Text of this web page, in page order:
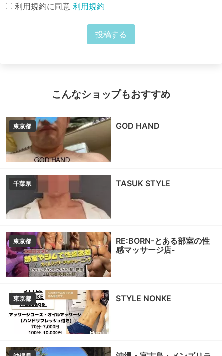
利用規約に同意 利用規約
投稿する
こんなショップもおすすめ
東京都 GOD HAND
千葉県 TASUK STYLE
東京都
RE:BORN-とある部室の性
感マッサージ店-
東京都 STYLE NONKE